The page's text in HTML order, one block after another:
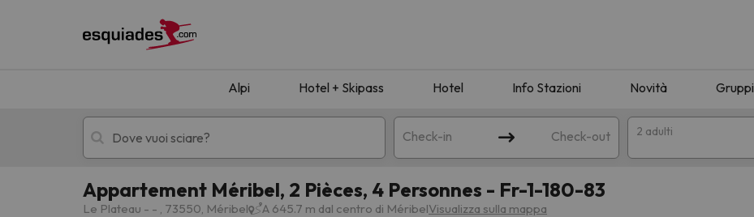
Alpi Hotel + Skipass Hotel Info Stazioni Novità Gruppi
Check-in Check-out 2 adulti
Hotel + skipass Hotel di montagna
Appartement Méribel, 2 Pièces, 4 Personnes - Fr-1-180-83
Le Plateau - - , 73550, Méribel A 645.7 m dal centro di MéribelVisualizza sulla mappa